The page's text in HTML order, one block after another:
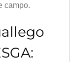
campo.